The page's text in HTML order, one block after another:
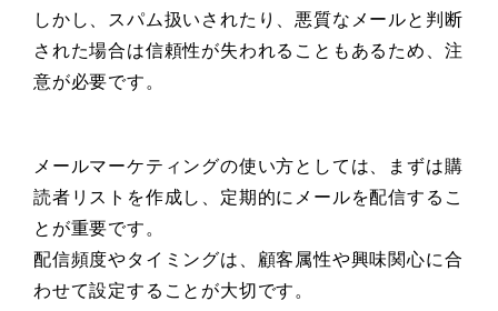
しかし、スパム扱いされたり、悪質なメールと判断
された場合は信頼性が失われることもあるため、注
意が必要です。
メールマーケティングの使い方としては、まずは購
読者リストを作成し、定期的にメールを配信するこ
とが重要です。
配信頻度やタイミングは、顧客属性や興味関心に合
わせて設定することが大切です。